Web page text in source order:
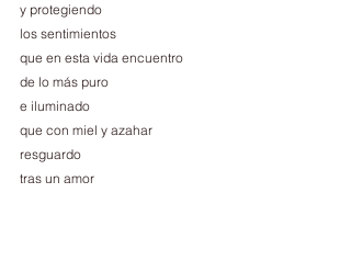
y protegiendo
los sentimientos
que en esta vida encuentro
de lo más puro
e iluminado
que con miel y azahar
resguardo
tras un amor